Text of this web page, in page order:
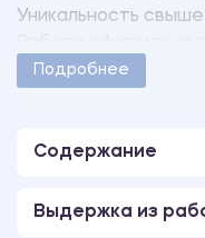
Уникальность свыше
методическими
программе MS
Подробнее
Содержание
Выдержка из